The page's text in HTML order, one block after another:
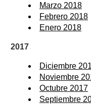
Marzo 2018
Febrero 2018
Enero 2018
2017
Diciembre
Noviembre
Octubre 2017
Septiembre